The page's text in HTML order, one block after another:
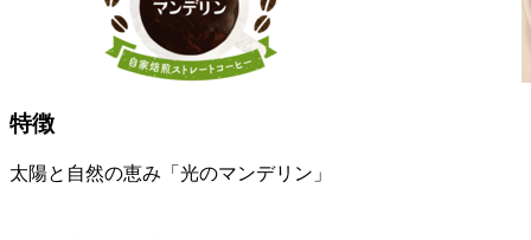
特徴
太陽と自然の恵み「光のマンデリン」